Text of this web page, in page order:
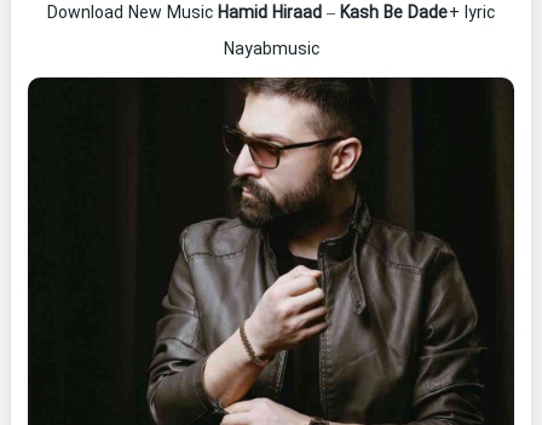
Download New Music Hamid Hiraad – Kash Be Dade+ lyric
Nayabmusic